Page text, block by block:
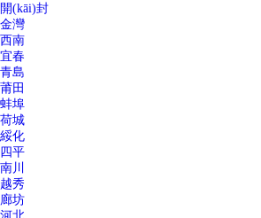
開(kāi)封
金灣
西南
宜春
青島
莆田
蚌埠
荷城
綏化
四平
南川
越秀
廊坊